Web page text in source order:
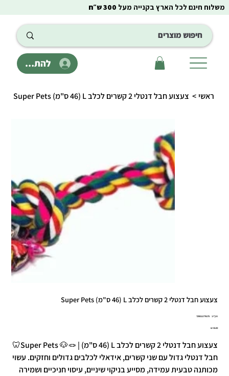
להתחבר
משלוח חינם לכל הארץ בקנייה מעל 300 ש״ח
ראשי > צעצוע חבל דנטלי 2 קשרים לכלב L (46 ס"מ) Super Pets
צעצוע חבל דנטלי 2 קשרים לכלב L (46 ס"מ) Super Pets
מק"ט:
מק"ט
7290111776175
מחיר‏55.00 ‏₪
צעצוע חבל דנטלי 2 קשרים לכלב L (46 ס"מ) | Super Pets 🐶🪢🦷
חבל דנטלי גדול עם שני קשרים, אידאלי לכלבים גדולים וחזקים. עשוי
מכותנה טבעית עמידה, מסייע בניקוי שיניים, עיסוי חניכיים ושמירה